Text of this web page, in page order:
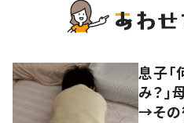
息子
み？」
→その